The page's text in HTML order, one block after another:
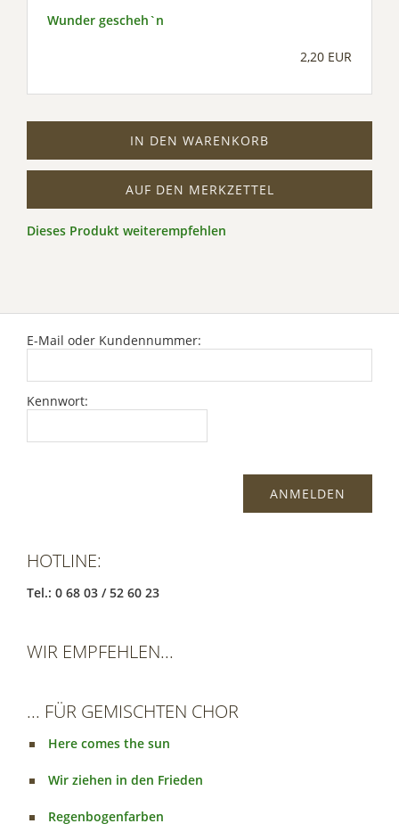
Wunder gescheh`n
2,20 EUR
IN DEN WARENKORB
AUF DEN MERKZETTEL
Dieses Produkt weiterempfehlen
E-Mail oder Kundennummer:
Kennwort:
HOTLINE:
Tel.: 0 68 03 / 52 60 23
WIR EMPFEHLEN...
... FÜR GEMISCHTEN CHOR
Here comes the sun
Wir ziehen in den Frieden
Regenbogenfarben